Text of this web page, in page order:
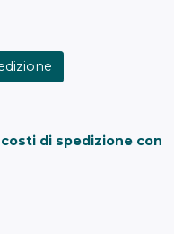
di spedizione con